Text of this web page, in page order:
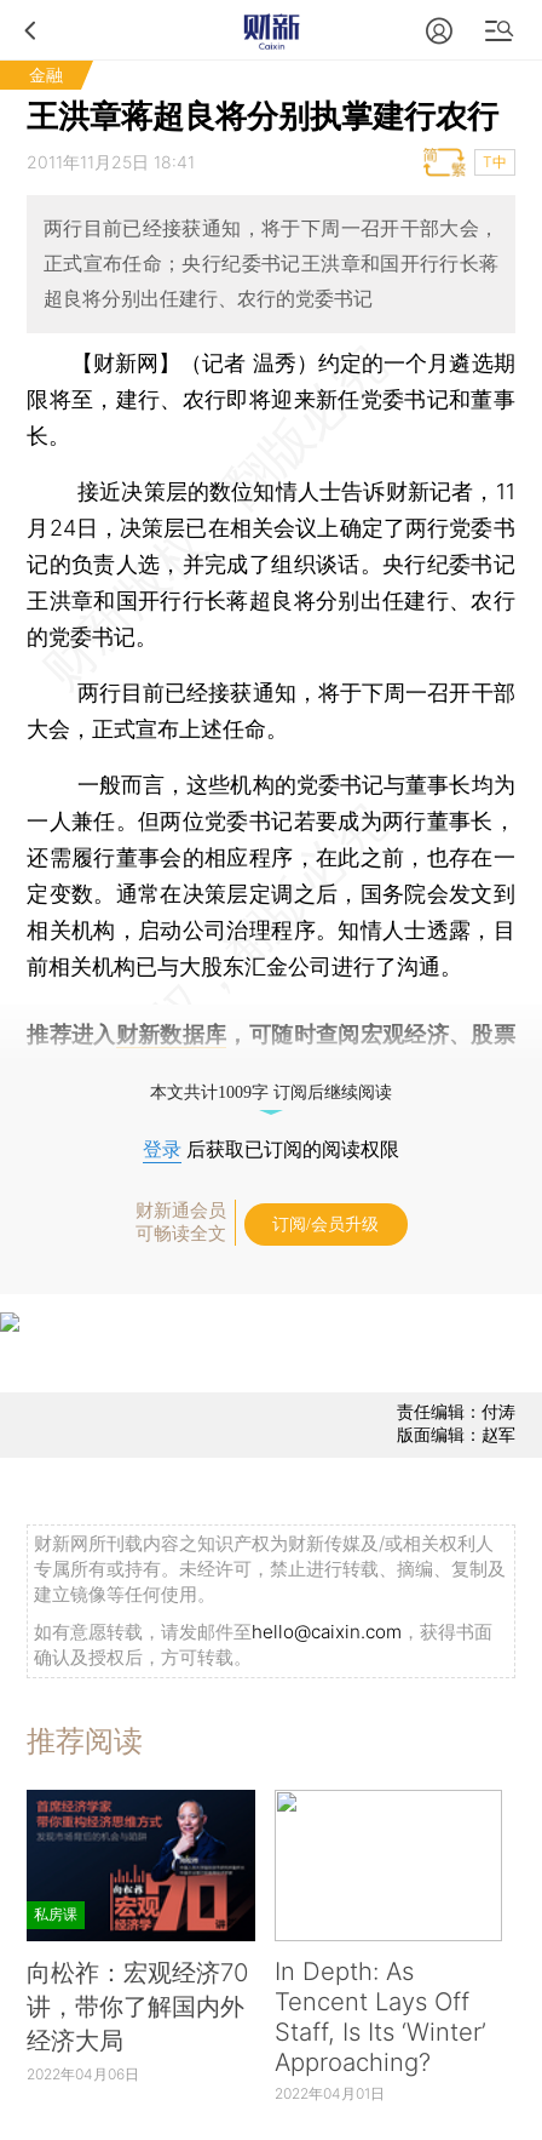
金融
王洪章蒋超良将分别执掌建行农行
2011年11月25日 18:41 T中
两行目前已经接获通知，将于下周一召开干部大会，
正式宣布任命；央行纪委书记王洪章和国开行行长蒋
超良将分别出任建行、农行的党委书记
【财新网】（记者 温秀） 约定的一个月遴选期
限将至，建行、农行即将迎来新任党委书记和董事
长。
接近决策层的数位知情人士告诉财新记者，11
月24日，决策层已在相关会议上确定了两行党委书
记的负责人选，并完成了组织谈话。央行纪委书记
王洪章和国开行行长蒋超良将分别出任建行、农行
的党委书记。
两行目前已经接获通知，将于下周一召开干部
大会，正式宣布上述任命。
一般而言，这些机构的党委书记与董事长均为
一人兼任。但两位党委书记若要成为两行董事长，
还需履行董事会的相应程序，在此之前，也存在一
定变数。通常在决策层定调之后，国务院会发文到
相关机构，启动公司治理程序。知情人士透露，目
前相关机构已与大股东汇金公司进行了沟通。
推荐进入 财新数据库 ，可随时查阅宏观经济、股票
本文共计1009字 订阅后继续阅读
登录 后获取已订阅的阅读权限
财新通会员
可畅读全文
订阅/会员升级
责任编辑：付涛
版面编辑：赵军
财新网所刊载内容之知识产权为财新传媒及/或相关权利人
专属所有或持有。未经许可，禁止进行转载、摘编、复制及
建立镜像等任何使用。
如有意愿转载，请发邮件至hello@caixin.com ，获得书面
确认及授权后，方可转载。
推荐阅读
私房课
向松祚：宏观经济70
讲，带你了解国内外
经济大局
2022年04月06日
In Depth: As
Tencent Lays Off
Staff, Is Its ‘Winter’
Approaching?
2022年04月01日